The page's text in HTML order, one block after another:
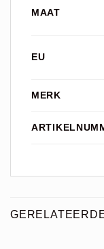
MAAT
EU
MERK